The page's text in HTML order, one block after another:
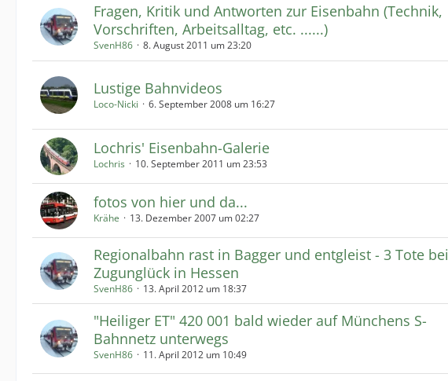
Fragen, Kritik und Antworten zur Eisenbahn (Technik,
Vorschriften, Arbeitsalltag, etc. ......)
SvenH86 8. August 2011 um 23:20
Lustige Bahnvideos
Loco-Nicki 6. September 2008 um 16:27
Lochris' Eisenbahn-Galerie
Lochris 10. September 2011 um 23:53
fotos von hier und da...
Krähe 13. Dezember 2007 um 02:27
Regionalbahn rast in Bagger und entgleist - 3 Tote bei
Zugunglück in Hessen
SvenH86 13. April 2012 um 18:37
"Heiliger ET" 420 001 bald wieder auf Münchens S-
Bahnnetz unterwegs
SvenH86 11. April 2012 um 10:49